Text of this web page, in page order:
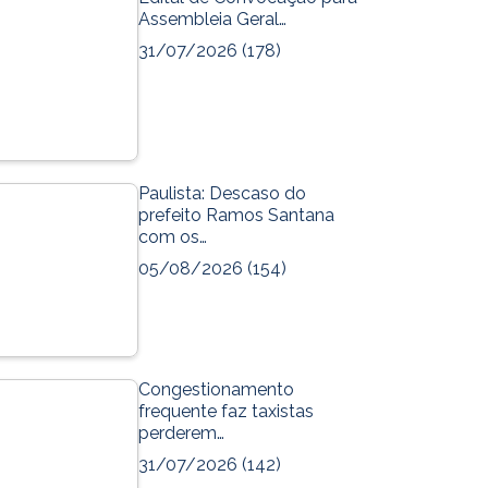
Assembleia Geral…
31/07/2026 (178)
Paulista: Descaso do
prefeito Ramos Santana
com os…
05/08/2026 (154)
Congestionamento
frequente faz taxistas
perderem…
31/07/2026 (142)